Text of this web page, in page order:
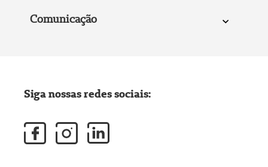
Comunicação
Siga nossas redes sociais: